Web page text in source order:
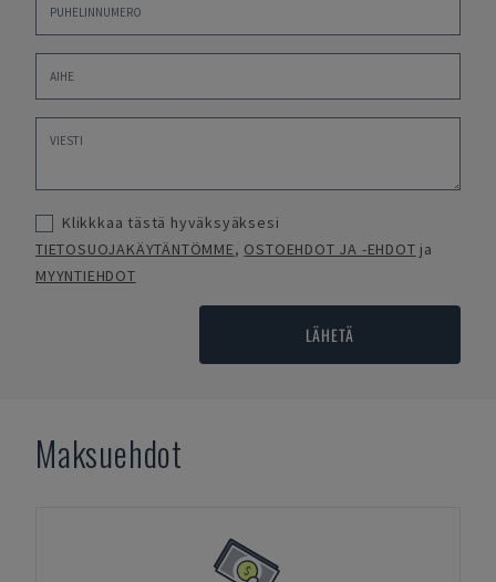
Klikkkaa tästä hyväksyäksesi
TIETOSUOJAKÄYTÄNTÖMME, OSTOEHDOT JA -EHDOT ja
MYYNTIEHDOT
LÄHETÄ
Maksuehdot